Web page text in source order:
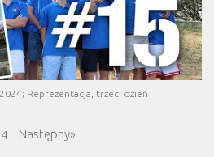
Reprezentacja, trzeci dzień
4 Następny»